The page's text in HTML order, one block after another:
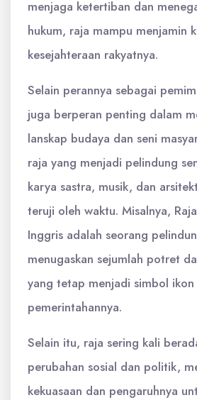
menjaga ketertiban dan
hukum, raja mampu menjamin
kesejahteraan rakyatnya.
Selain perannya sebagai
juga berperan penting dalam
lanskap budaya dan seni
raja yang menjadi pelindung
karya sastra, musik, dan
teruji oleh waktu. Misalnya,
Inggris adalah seorang
menugaskan sejumlah potret
yang tetap menjadi simbol ikon
pemerintahannya.
Selain itu, raja sering kali
perubahan sosial dan politik,
kekuasaan dan pengaruhnya